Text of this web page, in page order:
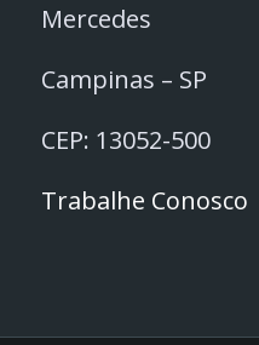
Mercedes
Campinas – SP
CEP: 13052-500
Trabalhe Conosco